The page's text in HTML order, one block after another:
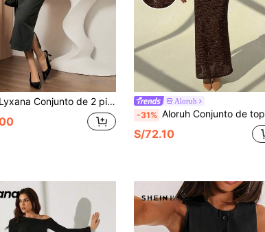
Lyxana Conjunto de 2 piezas de mujer con top de manga larga ajustado de unicolor con hombro asimétrico y plisado, y falda ajustada con abertura lateral y cintura elástica, adecuado para uso diario y citas Aloruh
-31% Aloruh Conjunto de top de manga larga con cuello oblicuo de un solo hombro y falda ajustada para mujer, marrón oscuro, estilo chic de otoño para cena y cita, con textura de jacquard y lunares
S/72.10